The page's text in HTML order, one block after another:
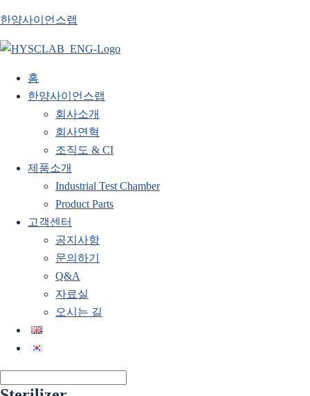
한양사이언스랩
홈
한양사이언스랩
회사소개
회사연혁
조직도 & CI
제품소개
Industrial Test Chamber
Product Parts
고객센터
공지사항
문의하기
Q&A
자료실
오시는 길